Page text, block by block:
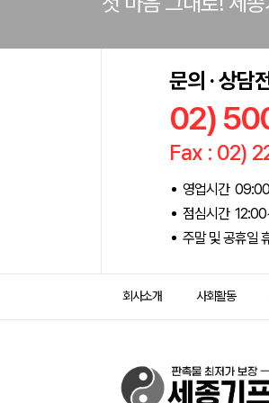
문의 · 상담
02)
Fax : 02)
영업시간
점심시간
주말 및 공휴일
회사소개 사회활동